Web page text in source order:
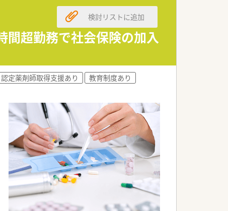
華な弁当支給などを行われていま
ます。
ことができます。
間超勤務で社会保険の加入
検討リストに追加
認定薬剤師取得支援あり
教育制度あり